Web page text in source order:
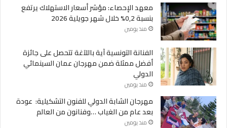
معهد الإحصاء: مؤشر أسعار الاستهلاك يرتفع
بنسبة 0,2% خلال شهر جويلية 2026
منذ يومين
الفنانة التونسية آية باللآغة تتحصل على جائزة
أفضل ممثلة ضمن مهرجان عمان السينمائي
الدولي
منذ يومين
مهرجان الشابة الدولي للفنون التشكيلية: عودة
بعد عام من الغياب …وفنانون من العالم
منذ يومين